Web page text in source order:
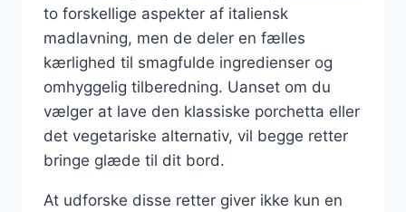
to forskellige aspekter af italiensk
madlavning, men de deler en fælles
kærlighed til smagfulde ingredienser og
omhyggelig tilberedning. Uanset om du
vælger at lave den klassiske porchetta eller
det vegetariske alternativ, vil begge retter
bringe glæde til dit bord.
At udforske disse retter giver ikke kun en